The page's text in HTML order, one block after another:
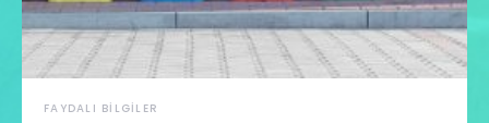
FAYDALI BILGILER